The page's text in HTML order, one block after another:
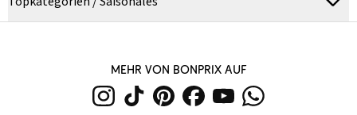
MEHR VON BONPRIX AUF